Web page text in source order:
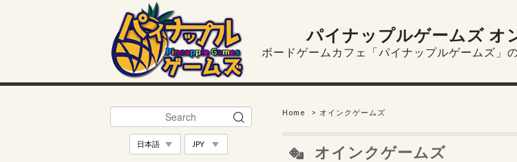
パイナップルゲームズ オ
ボードゲームカフェ「パイナップルゲームズ」
Home オインクゲームズ
オインクゲームズ